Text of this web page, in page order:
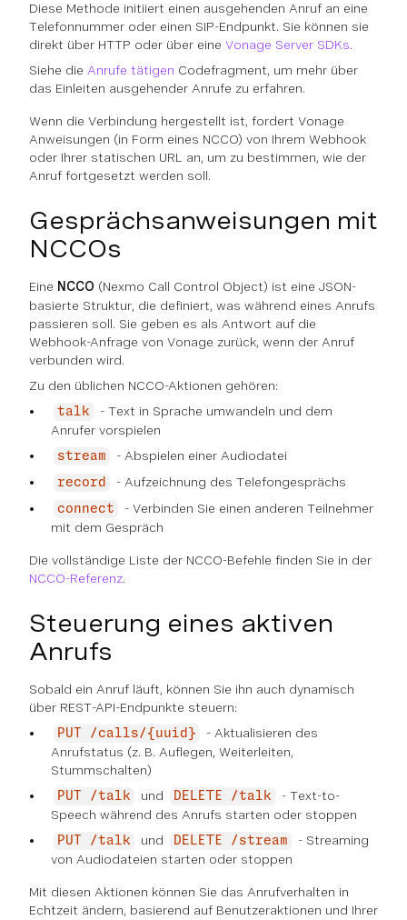
Diese Methode initiiert einen ausgehenden Anruf an eine
Telefonnummer oder einen SIP-Endpunkt. Sie können sie
direkt über HTTP oder über eine Vonage Server SDKs.
Siehe die Anrufe tätigen Codefragment, um mehr über
das Einleiten ausgehender Anrufe zu erfahren.
Wenn die Verbindung hergestellt ist, fordert Vonage
Anweisungen (in Form eines NCCO) von Ihrem Webhook
oder Ihrer statischen URL an, um zu bestimmen, wie der
Anruf fortgesetzt werden soll.
Gesprächsanweisungen mit
NCCOs
Eine NCCO (Nexmo Call Control Object) ist eine JSON-
basierte Struktur, die definiert, was während eines Anrufs
passieren soll. Sie geben es als Antwort auf die
Webhook-Anfrage von Vonage zurück, wenn der Anruf
verbunden wird.
Zu den üblichen NCCO-Aktionen gehören:
talk
- Text in Sprache umwandeln und dem
Anrufer vorspielen
stream - Abspielen einer Audiodatei
record - Aufzeichnung des Telefongesprächs
connect
- Verbinden Sie einen anderen Teilnehmer
mit dem Gespräch
Die vollständige Liste der NCCO-Befehle finden Sie in der
NCCO-Referenz.
Steuerung eines aktiven
Anrufs
Sobald ein Anruf läuft, können Sie ihn auch dynamisch
über REST-API-Endpunkte steuern:
PUT /calls/{uuid}
- Aktualisieren des
Anrufstatus (z. B. Auflegen, Weiterleiten,
Stummschalten)
PUT /talk und DELETE /talk
- Text-to-
Speech während des Anrufs starten oder stoppen
PUT /talk und DELETE /stream
- Streaming
von Audiodateien starten oder stoppen
Mit diesen Aktionen können Sie das Anrufverhalten in
Echtzeit ändern, basierend auf Benutzeraktionen und Ihrer